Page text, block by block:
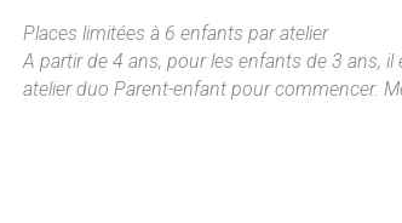
Places limitées à 6 enfants par atelier
A partir de 4 ans, pour les enfants de 3 ans,
atelier duo Parent-enfant pour commencer.